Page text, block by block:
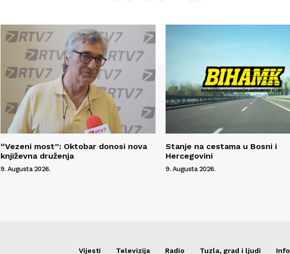
“Vezeni most”: Oktobar donosi nova
književna druženja
9. Augusta 2026.
Stanje na cestama u Bosni i
Hercegovini
9. Augusta 2026.
Vijesti Televizija Radio Tuzla, grad i ljudi Info